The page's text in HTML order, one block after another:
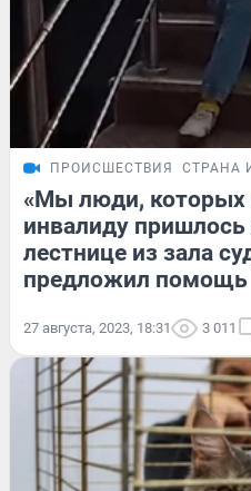
ПРОИСШЕСТВИЯ СТРАНА
«Мы люди, которых
инвалиду пришлось
лестнице из зала
предложил помощь
27 августа, 2023, 18:31 3 011